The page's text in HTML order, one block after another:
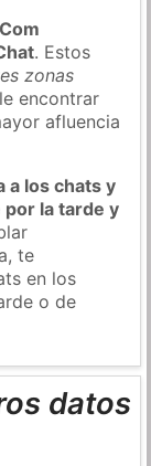
. Estos
zonas
encontrar
afluencia
a los chats y
la tarde y
te
en los
o de
datos